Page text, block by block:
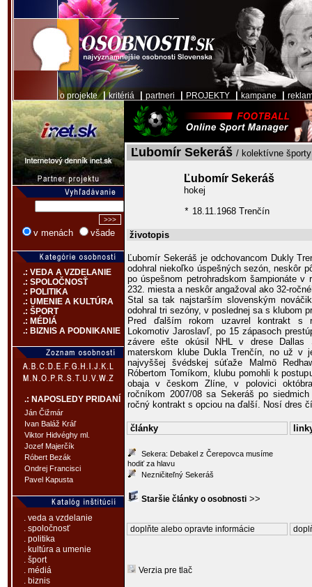
o projekte|kritériá partneri PROJEKTY kampane
v menách všade
.: VEDA A VZDELANIE
.: SPOLOČNOSŤ
.: POLITIKA
.: UMENIE A KULTÚRA
.: ŠPORT
.: MÉDIÁ
.: BIZNIS A PODNIKANIE
.: NAPOSLEDY PRIDANÍ
Ján Čižmár
Ivan Baláž Kráľ
Viktor Hidvéghy ml.
Jozef Majerčík
Róbert Bezák
Ondrej Francisci
Pavel Kapusta
. veda a vzdelanie
. spoločnosť
. politika
. kultúra a umenie
. šport
. médiá
. biznis
Ľubomír Sekeráš / kolektívne športy
Ľubomír Sekeráš
hokej
* 18.11.1968 Trenčín
životopis
Ľubomír Sekeráš je odchovancom Dukly
odohral niekoľko úspešných sezón, neskôr
po úspešnom petrohradskom šampionáte
232. miesta a neskôr angažoval ako 32-
Stal sa tak najstarším slovenským
odohral tri sezóny, v poslednej sa s klubom
Pred ďalším rokom uzavrel kontrakt s
Lokomotiv Jaroslavľ, po 15 zápasoch
závere ešte okúsil NHL v drese Dallas
materskom klube Dukla Trenčín, no už v
najvyššej švédskej súťaže Malmö
Róbertom Tomíkom, klubu pomohli k
obaja v českom Zlíne, v polovici
ročníkom 2007/08 sa Sekeráš po
ročný kontrakt s opciou na ďalší. Nosí dres
články
Sekera: Debakel z Čerepovca musíme
hodiť za hlavu
Nezničiteľný Sekeráš
Staršie články o osobnosti >>
doplňte alebo opravte informácie
Verzia pre tlač